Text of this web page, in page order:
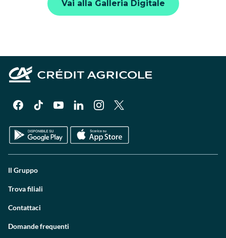
Vai alla Galleria Digitale
Il Gruppo
Trova filiali
Contattaci
Domande frequenti